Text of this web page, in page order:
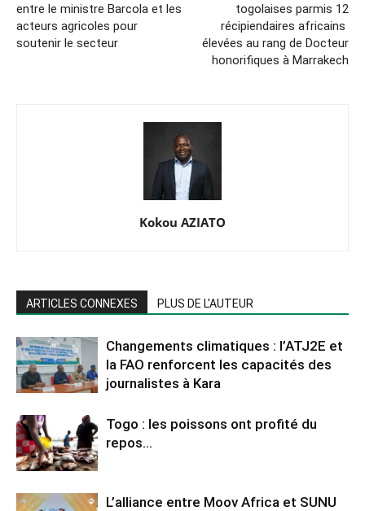
entre le ministre Barcola et les
acteurs agricoles pour
soutenir le secteur
togolaises parmis 12
récipiendaires africains
élevées au rang de Docteur
honorifiques à Marrakech
Kokou AZIATO
ARTICLES CONNEXES PLUS DE L'AUTEUR
Changements climatiques : l’ATJ2E et
la FAO renforcent les capacités des
journalistes à Kara
Togo : les poissons ont profité du
repos…
L’alliance entre Moov Africa et SUNU